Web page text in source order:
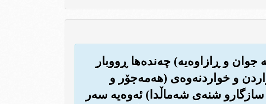
جوان و ڕازاوه‌یه‌) چه‌نده‌ها ڕووبار
و خواردنه‌وه‌ی (هه‌مه‌جۆر و
شنه‌ی شه‌ماڵدا) ئه‌وه‌یه سه‌ر